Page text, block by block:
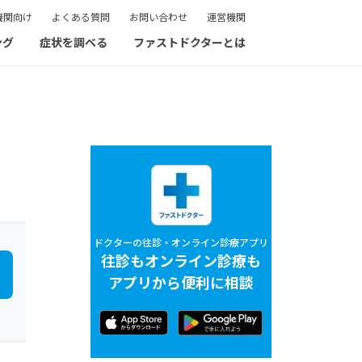
関向け よくある質問 お問い合わせ 運営機関
症状を調べる ファストドクターとは
ドクターの往診・オンライン診療アプリ
往診もオンライン診療も
アプリから便利に相談